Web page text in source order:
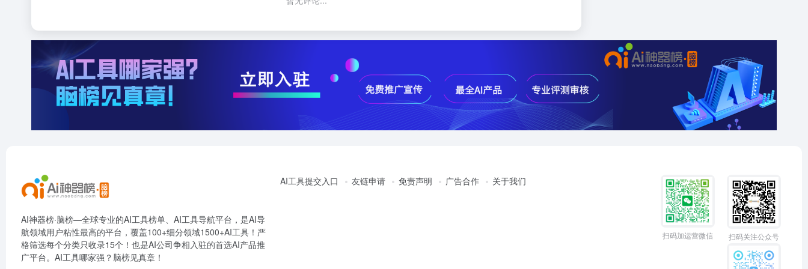
AI神器榜·脑榜—全球专业的AI工具榜单、AI工具导航平台，是AI导
航领域用户粘性最高的平台，覆盖100+细分领域1500+AI工具！严
格筛选每个分类只收录15个！也是AI公司争相入驻的首选AI产品推
广平台。AI工具哪家强？脑榜见真章！
AI工具提交入口 友链申请 免责声明 广告合作 关于我们
扫码加运营微信 扫码关注公众号